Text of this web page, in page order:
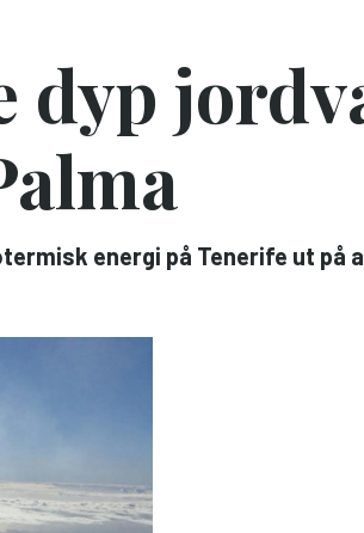
dyp
energi på Tenerife ut på